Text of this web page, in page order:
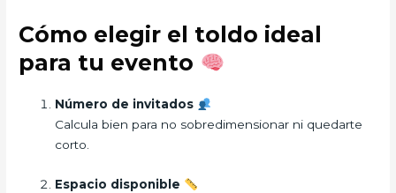
Cómo elegir el toldo ideal
para tu evento
Número de invitados
Calcula bien para no sobredimensionar ni quedarte
corto.
Espacio disponible